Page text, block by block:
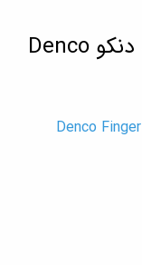
اسپریدر طول 25 با تیپر 4 درصد دنکو Denco
فینگر اسپریدر با تیپر 4% استیل 6 عددی دنکو Denco Finger